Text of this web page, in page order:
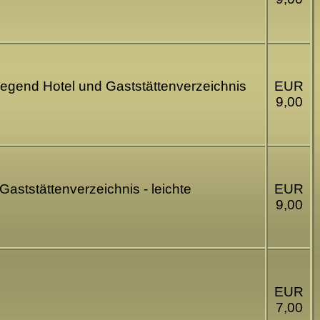
Hotel und Gaststättenverzeichnis
EUR
9,00
- leichte
EUR
9,00
EUR
7,00